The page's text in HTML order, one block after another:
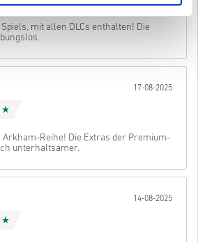
ein
ab
E-Mail mit einem sicheren Link zu deinem
haben um diese Erweiterung spielen zu
erhalten Sie möglicherweise mehr als
Abschicken
mit allen DLCs enthalten! Die
17-08-2025
Arkham-Reihe! Die Extras der Premium-
unterhaltsamer.
14-08-2025